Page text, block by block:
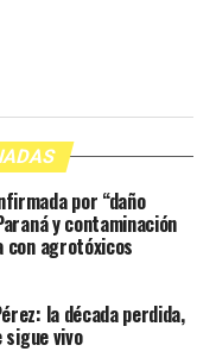
por “daño
y contaminación
con agrotóxicos
la década perdida,
vivo